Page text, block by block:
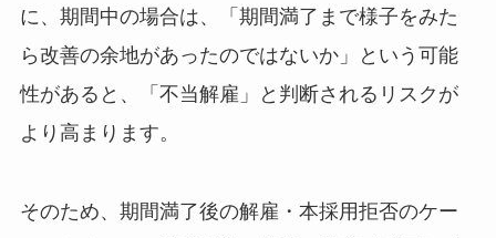
に、期間中の場合は、「期間満了まで様子をみた
ら改善の余地があったのではないか」という可能
性があると、「不当解雇」と判断されるリスクが
より高まります。
そのため、期間満了後の解雇・本採用拒否のケー